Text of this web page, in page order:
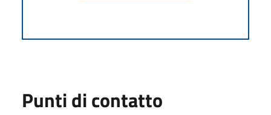
Punti di contatto